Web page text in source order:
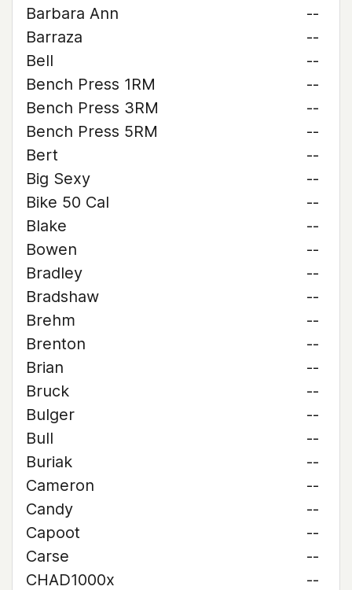
Barbara Ann
--
Barraza
--
Bell
--
Bench Press 1RM
--
Bench Press 3RM
--
Bench Press 5RM
--
Bert
--
Big Sexy
--
Bike 50 Cal
--
Blake
--
Bowen
--
Bradley
--
Bradshaw
--
Brehm
--
Brenton
--
Brian
--
Bruck
--
Bulger
--
Bull
--
Buriak
--
Cameron
--
Candy
--
Capoot
--
Carse
--
CHAD1000x
--